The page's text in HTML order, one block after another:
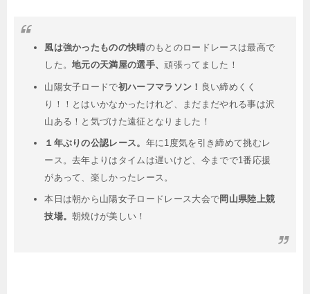
風は強かったものの快晴のもとのロードレースは最高で
した。地元の天満屋の選手、頑張ってました！
山陽女子ロードで初ハーフマラソン！ 良い締めくく
り！！とはいかなかったけれど、まだまだやれる事は沢
山ある！と気づけた遠征となりました！
１年ぶりの公認レース。 年に1度気を引き締めて挑むレ
ース。去年よりはタイムは遅いけど、今までで1番応援
があって、楽しかったレース。
本日は朝から山陽女子ロードレース大会で岡山県陸上競
技場。朝焼けが美しい！